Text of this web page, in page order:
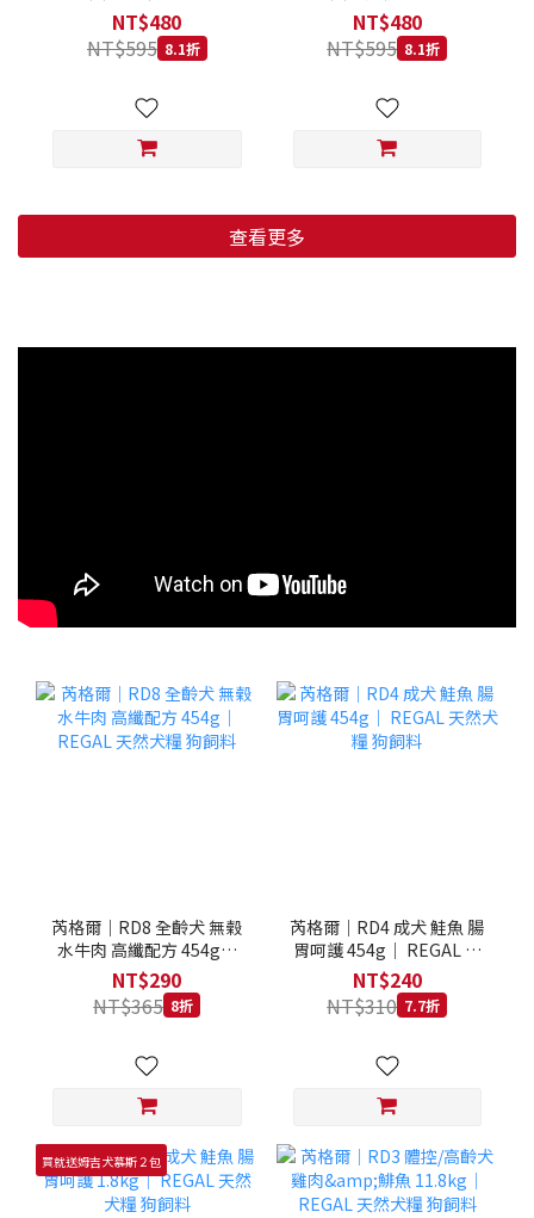
低穀鱈魚甜橙 小顆粒 800G
NT$480
NT$595 8.1折
羊肉藍莓 小顆粒 800G
NT$480
NT$595 8.1折
查看更多
芮格爾｜RD8 全齡犬 無榖
水牛肉 高纖配方 454g｜
REGAL 天然犬糧 狗飼料
NT$290
NT$365 8折
芮格爾｜RD4 成犬 鮭魚 腸
胃呵護 454g｜ REGAL 天
然犬糧 狗飼料
NT$240
NT$310 7.7折
買就送姆吉犬慕斯２包